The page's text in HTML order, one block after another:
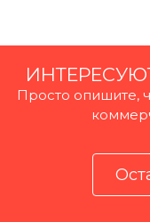
Просто опишите,